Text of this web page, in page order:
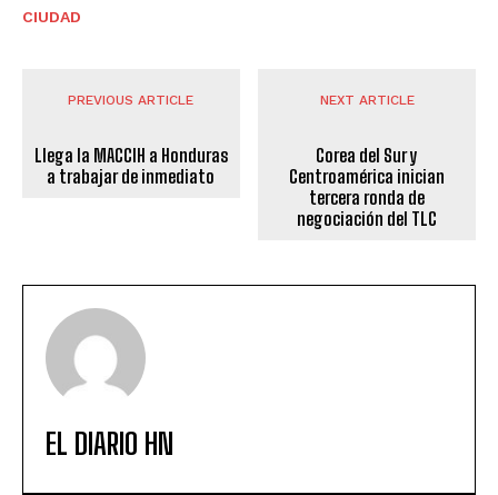
CIUDAD
PREVIOUS ARTICLE
Llega la MACCIH a Honduras
a trabajar de inmediato
NEXT ARTICLE
Corea del Sur y
Centroamérica inician
tercera ronda de
negociación del TLC
EL DIARIO HN